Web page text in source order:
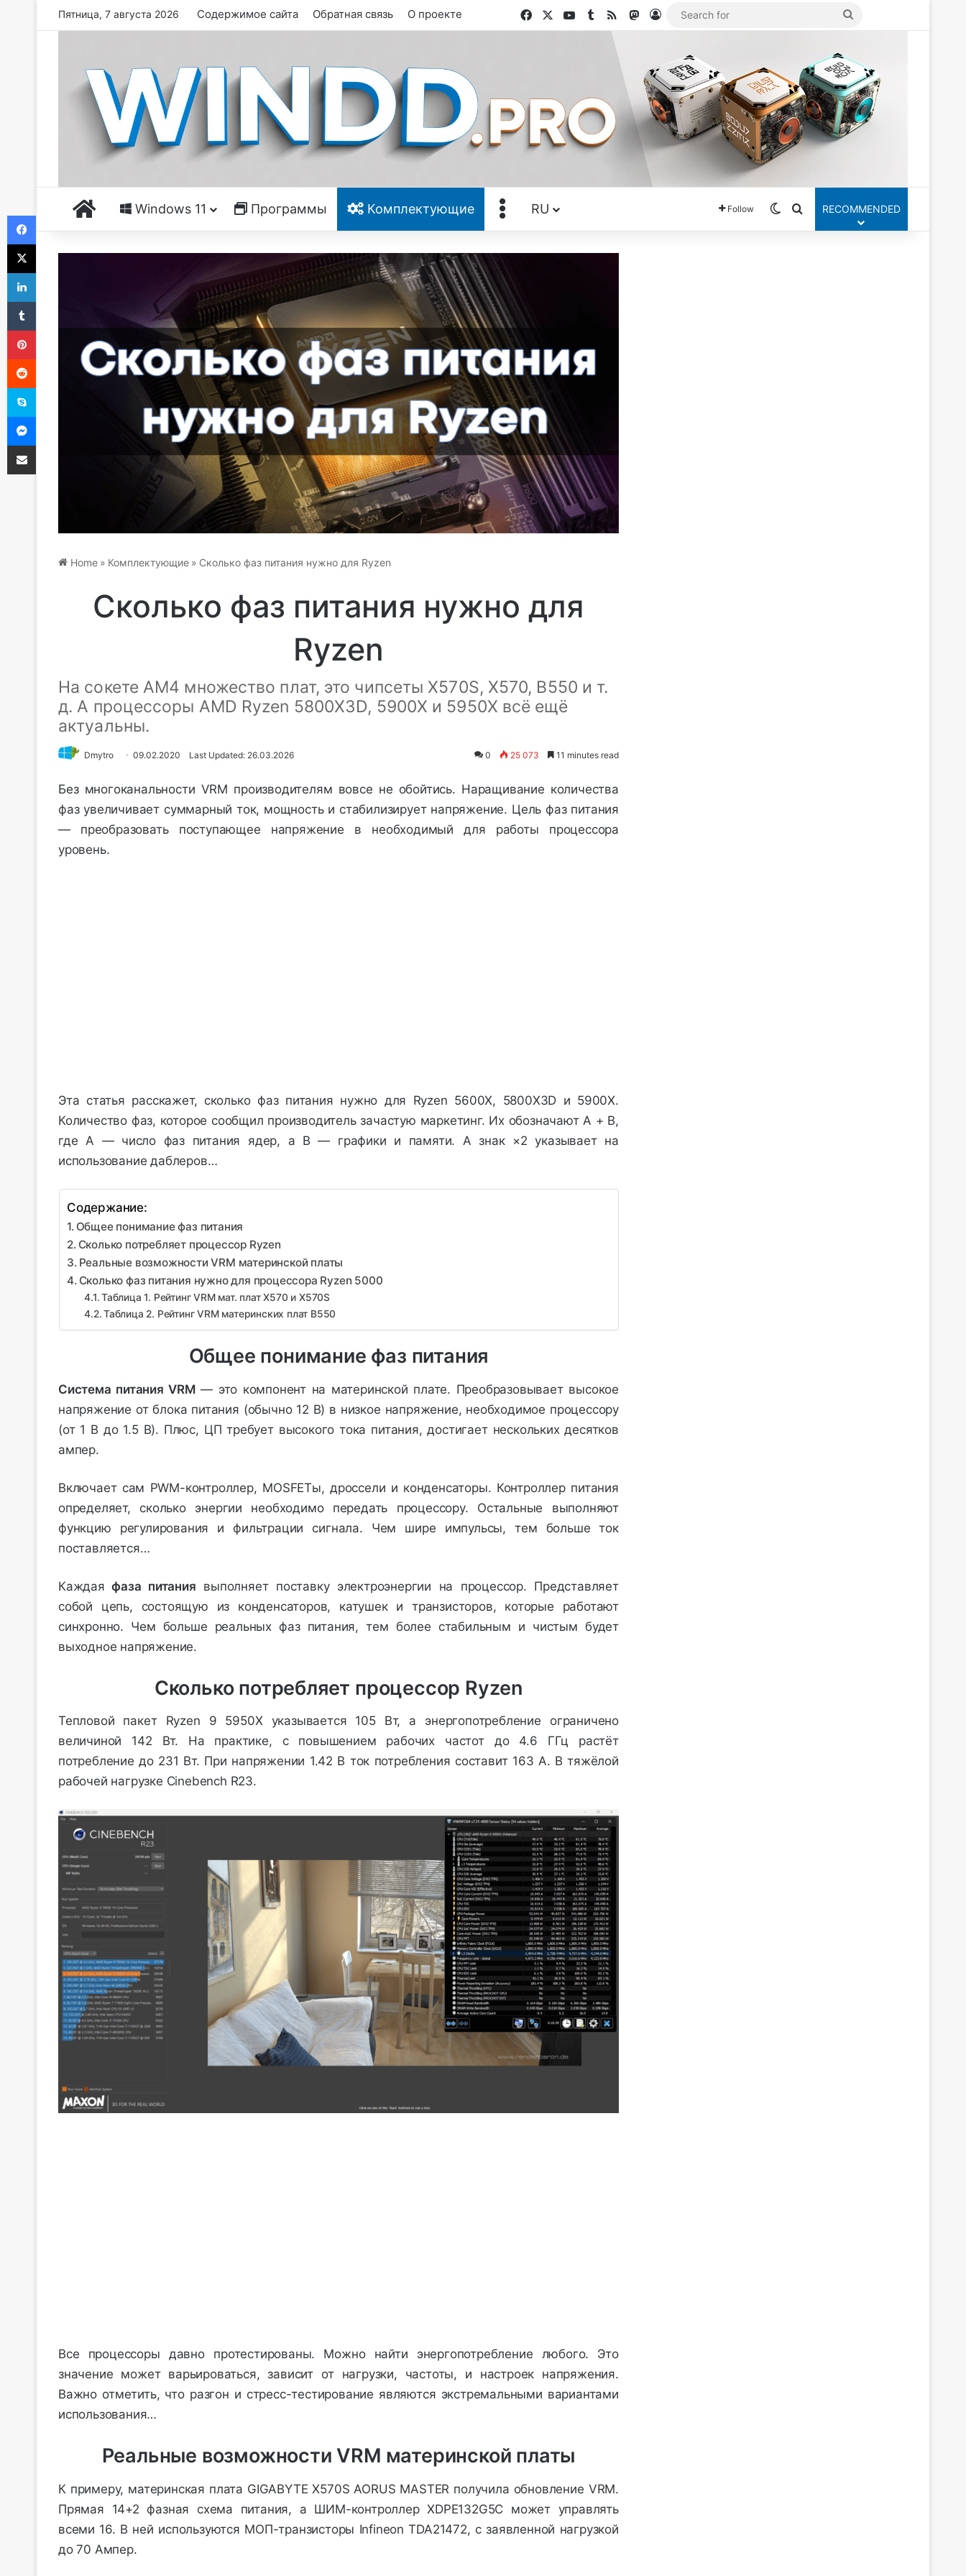
Пятница, 7 августа 2026 Содержимое сайта Обратная связь О проекте FacebookYouTube
Tumblr
RSSMastodon
Log In
Search
ГлавнаяWindows 11 Программы Комплектующие ЕщёRU Follow Switch skin
Search for
RECOMMENDED
Home » Комплектующие » Сколько фаз питания нужно для Ryzen
Сколько фаз питания нужно для
Ryzen
На сокете AM4 множество плат, это чипсеты X570S, X570, B550 и т.
д. А процессоры AMD Ryzen 5800X3D, 5900X и 5950X всё ещё
актуальны.
Dmytro 09.02.2020 Last Updated: 26.03.2026 0 25 073 11 minutes read
Без многоканальности VRM производителям вовсе не обойтись. Наращивание количества
фаз увеличивает суммарный ток, мощность и стабилизирует напряжение. Цель фаз питания
— преобразовать поступающее напряжение в необходимый для работы процессора
уровень.
Эта статья расскажет, сколько фаз питания нужно для Ryzen 5600X, 5800X3D и 5900X.
Количество фаз, которое сообщил производитель зачастую маркетинг. Их обозначают A + B,
где A — число фаз питания ядер, а B — графики и памяти. А знак ×2 указывает на
использование даблеров…
Содержание:
Общее понимание фаз питания
Сколько потребляет процессор Ryzen
Реальные возможности VRM материнской платы
Сколько фаз питания нужно для процессора Ryzen 5000
Таблица 1. Рейтинг VRM мат. плат Х570 и Х570S
Таблица 2. Рейтинг VRM материнских плат B550
Общее понимание фаз питания
Система питания VRM— это компонент на материнской плате. Преобразовывает высокое
напряжение от блока питания (обычно 12 В) в низкое напряжение, необходимое процессору
(от 1 В до 1.5 В). Плюс, ЦП требует высокого тока питания, достигает нескольких десятков
ампер.
Включает сам PWM-контроллер, MOSFETы, дроссели и конденсаторы. Контроллер питания
определяет, сколько энергии необходимо передать процессору. Остальные выполняют
функцию регулирования и фильтрации сигнала. Чем шире импульсы, тем больше ток
поставляется…
Каждая фаза питания выполняет поставку электроэнергии на процессор. Представляет
собой цепь, состоящую из конденсаторов, катушек и транзисторов, которые работают
синхронно. Чем больше реальных фаз питания, тем более стабильным и чистым будет
выходное напряжение.
Сколько потребляет процессор Ryzen
Тепловой пакет Ryzen 9 5950X указывается 105 Вт, а энергопотребление ограничено
величиной 142 Вт. На практике, с повышением рабочих частот до 4.6 ГГц растёт
потребление до 231 Вт. При напряжении 1.42 В ток потребления составит 163 А. В тяжёлой
рабочей нагрузке Cinebench R23.
Все процессоры давно протестированы. Можно найти энергопотребление любого. Это
значение может варьироваться, зависит от нагрузки, частоты, и настроек напряжения.
Важно отметить, что разгон и стресс-тестирование являются экстремальными вариантами
использования…
Реальные возможности VRM материнской платы
К примеру, материнская плата GIGABYTE X570S AORUS MASTER получила обновление VRM.
Прямая 14+2 фазная схема питания, а ШИМ-контроллер XDPE132G5C может управлять
всеми 16. В ней используются МОП-транзисторы Infineon TDA21472, с заявленной нагрузкой
до 70 Aмпер.
Facebook
X
LinkedIn
Tumblr
Pinterest
Reddit
Skype
Messenger
Share via Email